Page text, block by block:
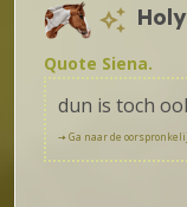
Quote Siena.
dun is toch
🠦 Ga naar de